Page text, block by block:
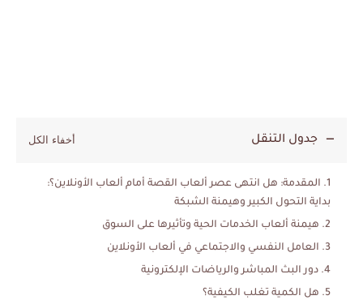
جدول التنقل
المقدمة: هل انتهى عصر ألعاب القصة أمام ألعاب الأونلاين؟:
بداية التحول الكبير وهيمنة الشبكة
هيمنة ألعاب الخدمات الحية وتأثيرها على السوق
العامل النفسي والاجتماعي في ألعاب الأونلاين
دور البث المباشر والرياضات الإلكترونية
هل الكمية تغلب الكيفية؟